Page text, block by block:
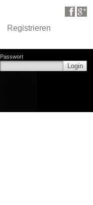
Registrieren
Passwort
Login